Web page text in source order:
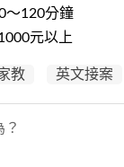
～120分鐘
元以上
教 英文接案